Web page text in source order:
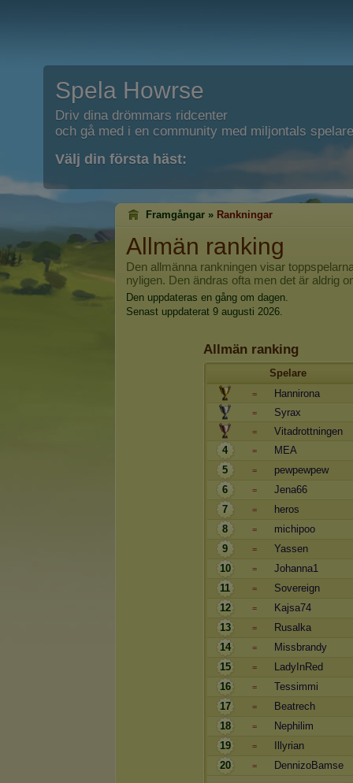
Spela Howrse
Driv dina drömmars ridcenter
och gå med i en community med miljontals
Välj din första häst:
Framgångar » Rankningar
Allmän ranking
Den allmänna rankningen visar
nyligen. Den ändras ofta men det är aldrig
Den uppdateras en gång om dagen.
Senast uppdaterat 9 augusti 2026.
Allmän ranking
Spelare
= Hannirona
= Syrax
=
Vitadrottningen
4
=
MEA
5
=
pewpewpew
6
=
Jena66
7
=
heros
8
=
michipoo
9
=
Yassen
10
=
Johanna1
11
=
Sovereign
12
=
Kajsa74
13
=
Rusalka
14
=
Missbrandy
15
=
LadyInRed
16
=
Tessimmi
17
=
Beatrech
18
=
Nephilim
19
=
Illyrian
20
= DennizoBamse